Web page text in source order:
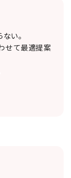
い。
せて最適提案